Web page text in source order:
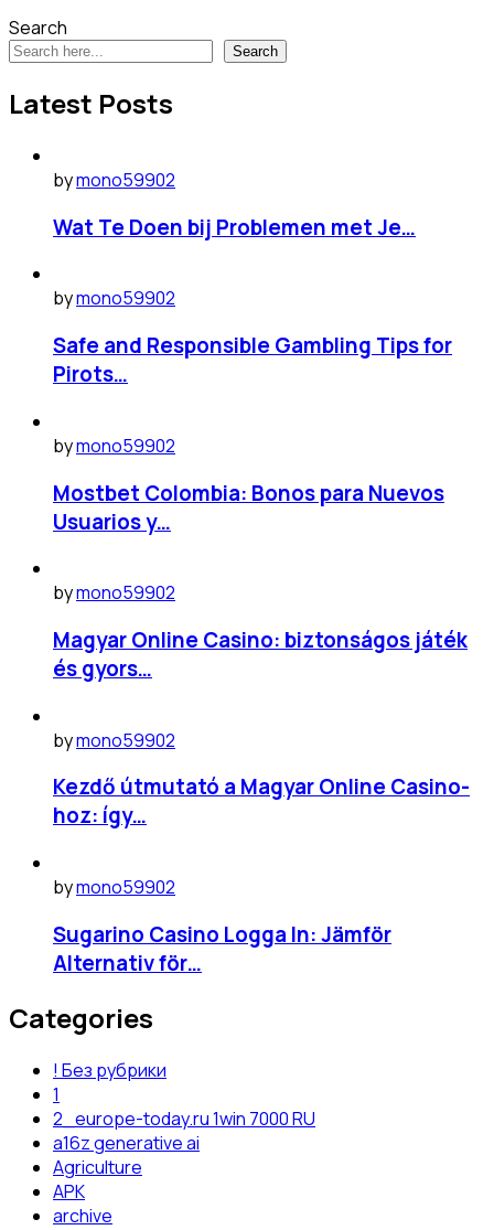
Search
Search
Latest Posts
bymono59902
Wat Te Doen bij Problemen met Je…
bymono59902
Safe and Responsible Gambling Tips for
Pirots…
bymono59902
Mostbet Colombia: Bonos para Nuevos
Usuarios y…
bymono59902
Magyar Online Casino: biztonságos játék
és gyors…
bymono59902
Kezdő útmutató a Magyar Online Casino-
hoz: így…
bymono59902
Sugarino Casino Logga In: Jämför
Alternativ för…
Categories
! Без рубрики
1
2_europe-today.ru 1win 7000 RU
a16z generative ai
Agriculture
APK
archive